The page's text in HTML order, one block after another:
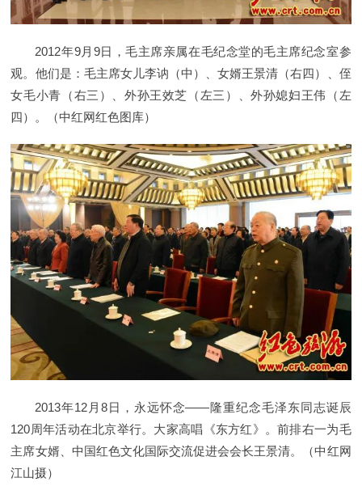
2012年9月9日，毛主席亲属在毛纪念堂的毛主席纪念室参
观。他们是：毛主席女儿李讷（中）、女婿王景清（右四）、侄
女毛小青（右三）、外孙王效芝（左三）、外孙媳妇王伟（左
四）。（中红网红色图库）
2013年12月8日，永远怀念——隆重纪念毛泽东同志诞辰
120周年活动在北京举行。大家高唱《东方红》。前排右一为毛
主席女婿、中国红色文化国际交流促进会会长王景清。（中红网
江山摄）